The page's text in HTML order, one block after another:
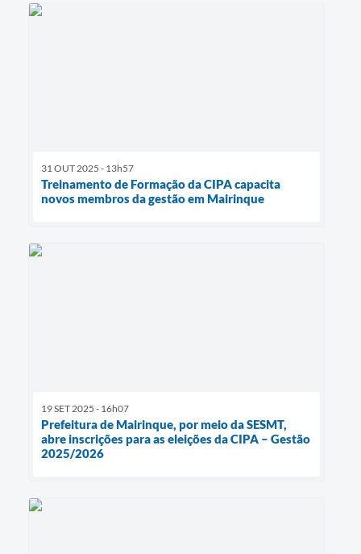
31 OUT 2025 - 13h57
Treinamento de Formação da CIPA capacita
novos membros da gestão em Mairinque
19 SET 2025 - 16h07
Prefeitura de Mairinque, por meio da SESMT,
abre inscrições para as eleições da CIPA – Gestão
2025/2026